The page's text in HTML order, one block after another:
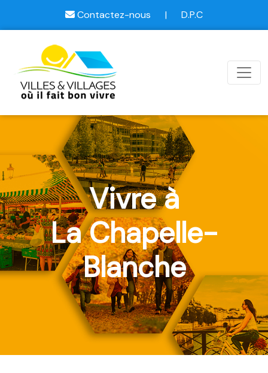
Contactez-nous | D.P.C
Vivre à
La Chapelle-
Blanche